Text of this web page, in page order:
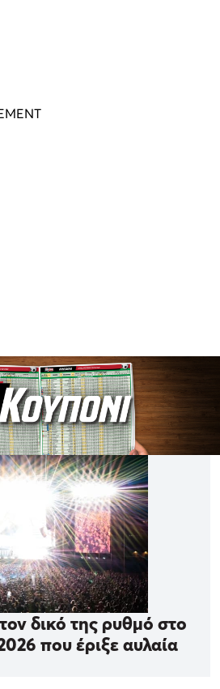
δικό της ρυθμό στο
που έριξε αυλαία